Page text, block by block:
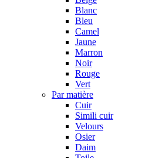
Blanc
Bleu
Camel
Jaune
Marron
Noir
Rouge
Vert
Par matière
Cuir
Simili cuir
Velours
Osier
Daim